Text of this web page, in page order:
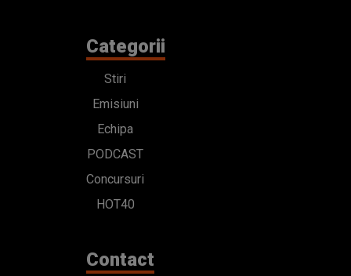
Categorii
Stiri
Emisiuni
Echipa
PODCAST
Concursuri
HOT40
Contact